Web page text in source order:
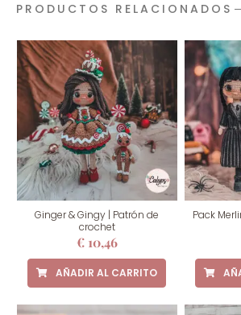
PRODUCTOS RELACIONADOS
Ginger & Gingy | Patrón de
crochet
€10,46
AÑADIR AL CARRITO
Pack